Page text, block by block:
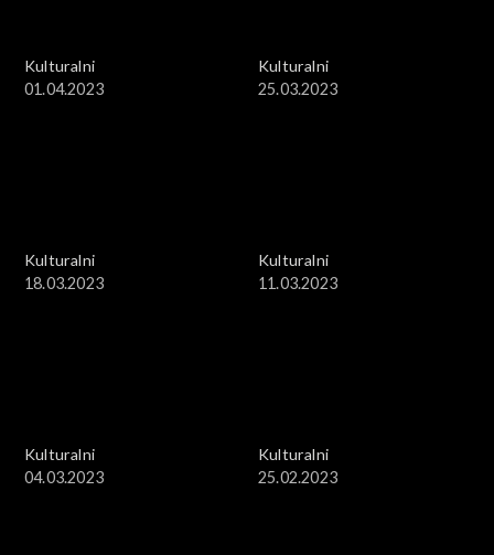
Kulturalni
01.04.2023
Kulturalni
25.03.2023
Kulturalni
18.03.2023
Kulturalni
11.03.2023
Kulturalni
04.03.2023
Kulturalni
25.02.2023